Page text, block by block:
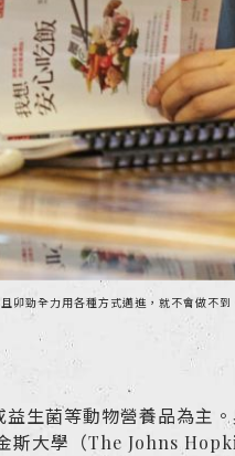
卯勁全力用各種方式邁進，就不會做不到
生菌等動物營養品為主
斯大學（The Johns